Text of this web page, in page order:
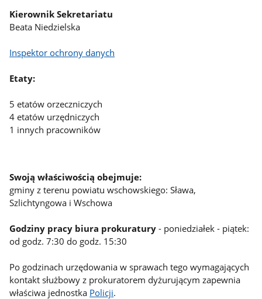
Kierownik Sekretariatu
Beata Niedzielska
Inspektor ochrony danych
Etaty:
5 etatów orzeczniczych
4 etatów urzędniczych
1 innych pracowników
Swoją właściwością obejmuje:
gminy z terenu powiatu wschowskiego: Sława,
Szlichtyngowa i Wschowa
Godziny pracy biura prokuratury - poniedziałek - piątek:
od godz. 7:30 do godz. 15:30
Po godzinach urzędowania w sprawach tego wymagających
kontakt służbowy z prokuratorem dyżurującym zapewnia
właściwa jednostka Policji.